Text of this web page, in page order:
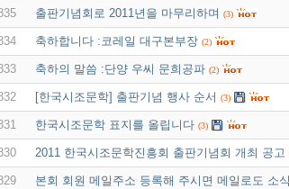
출판기념회로 2011년을 마무리하며 (3)
축하합니다 :코레일 대구본부장 (2)
축하의 말씀 :단양 우씨 문희공파 (2)
[한국시조문학] 출판기념 행사 순서 (3)
한국시조문학 표지를 올립니다 (3)
2011 한국시조문학진흥회 출판기념회 개최 공고
본회 회원 메일주소 등록해 주시면 메일로도 소